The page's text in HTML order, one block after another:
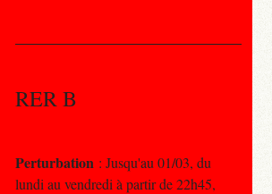
RER B
Perturbation : Jusqu'au 01/03, du
lundi au vendredi à partir de 22h45,